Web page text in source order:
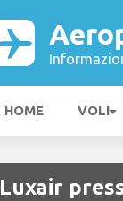
HOME VOLI
Luxair